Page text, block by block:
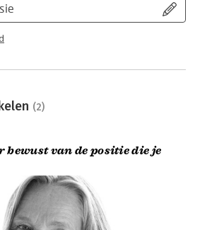
(2)
bewust van de positie die je